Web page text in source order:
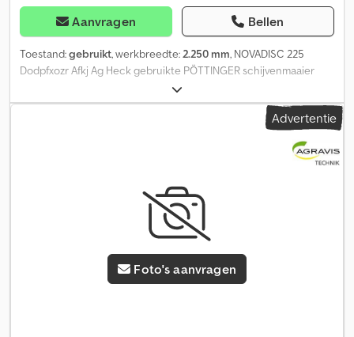
Aanvragen Bellen
Toestand:gebruikt, werkbreedte:2.250 mm, NOVADISC 225
Dodpfxozr Afkj Ag Heck gebruikte PÖTTINGER schijvenmaaier
achteraan te bevestigen aftakas hydraulische opklapfunctie
mechanische drukverlaging van de steunwielen
Advertentie
Foto's aanvragen